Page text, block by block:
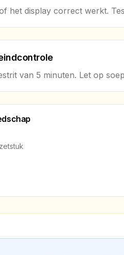
het display correct werkt.
van 5 minuten. Let op